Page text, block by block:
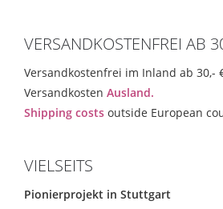
VERSANDKOSTENFREI AB
Versandkostenfrei im Inland ab 30,-
Versandkosten Ausland.
Shipping costs outside European
VIELSEITS
Pionierprojekt in Stuttgart